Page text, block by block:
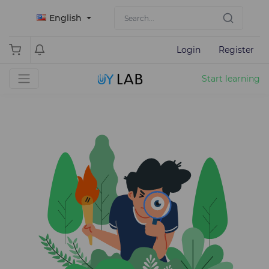
English
Login Register
Start learning